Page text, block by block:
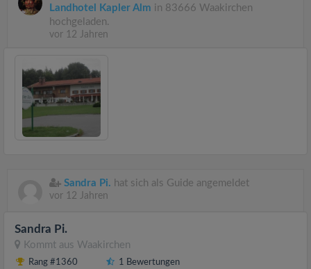
Landhotel Kapler Alm in 83666 Waakirchen
hochgeladen.
vor 12 Jahren
Sandra Pi. hat sich als Guide angemeldet
vor 12 Jahren
Sandra Pi.
Kommt aus Waakirchen
Rang #1360
1 Bewertungen